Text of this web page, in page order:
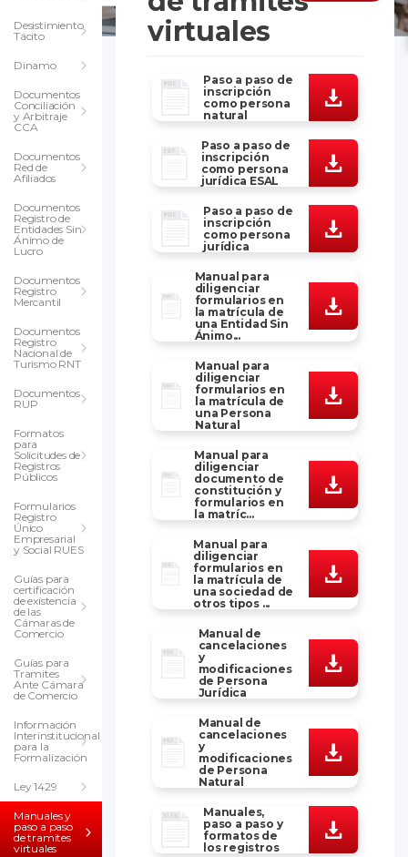
Desistimiento
Tácito
Dinamo
Documentos
Conciliación
y Arbitraje
CCA
Documentos
Red de
Afiliados
Documentos
Registro de
Entidades Sin
Ánimo de
Lucro
Documentos
Registro
Mercantil
Documentos
Registro
Nacional de
Turismo RNT
Documentos
RUP
Formatos
para
Solicitudes de
Registros
Públicos
Formularios
Registro
Único
Empresarial
y Social RUES
Guías para
certificación
de existencia
de las
Cámaras de
Comercio
Guías para
Tramites
Ante Cámara
de Comercio
Información
Interinstitucional
para la
Formalización
Ley 1429
Manuales y
paso a paso
de tramites
virtuales
virtuales
Paso a paso de
inscripción
como persona
natural
Paso a paso de
inscripción
como persona
jurídica ESAL
Paso a paso de
inscripción
como persona
jurídica
Manual para
diligenciar
formularios en
la matrícula de
una Entidad Sin
Ánimo...
Manual para
diligenciar
formularios en
la matrícula de
una Persona
Natural
Manual para
diligenciar
documento de
constitución y
formularios en
la matríc...
Manual para
diligenciar
formularios en
la matrícula de
una sociedad de
otros tipos ...
Manual de
cancelaciones
y
modificaciones
de Persona
Jurídica
Manual de
cancelaciones
y
modificaciones
de Persona
Natural
Manuales,
paso a paso y
formatos de
los registros